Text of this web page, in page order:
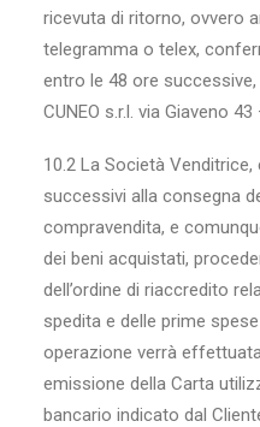
ricevuta di ritorno, ovvero
telegramma o telex,
entro le 48 ore successive,
CUNEO s.r.l. via Giaveno
10.2 La Società
successivi alla consegna
compravendita, e
dei beni acquistati,
dell’ordine di riaccredito
spedita e delle prime
operazione verrà
emissione della Carta
bancario indicato dal